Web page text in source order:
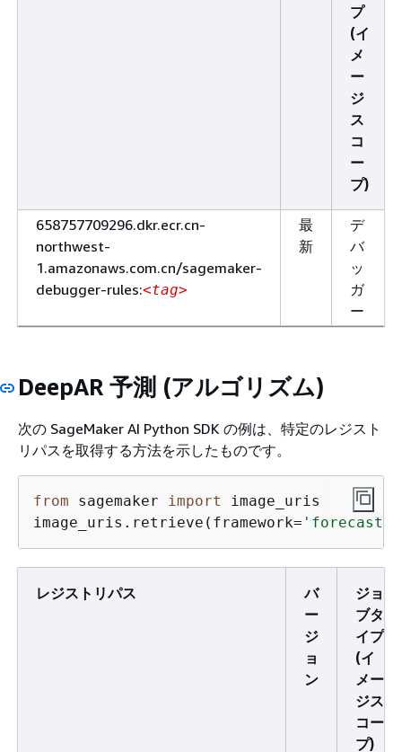
プ
(イ
メ
ー
ジ
ス
コ
ー
プ)
658757709296.dkr.ecr.cn-
northwest-
1.amazonaws.com.cn/sagemaker-
debugger-rules:<tag>
最
新
デ
バ
ッ
ガ
ー
DeepAR 予測 (アルゴリズム)
次の SageMaker AI Python SDK の例は、特定のレジスト
リパスを取得する方法を示したものです。
from sagemaker import
image_uris
image_uris.retrieve(framework=
レジストリパス
バ
ー
ジ
ョ
ン
ジョ
ブタ
イプ
(イ
メー
ジス
コー
プ)